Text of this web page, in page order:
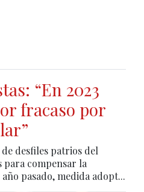
“En 2023
fracaso por
desfiles patrios del
para compensar la
pasado, medida adopt...